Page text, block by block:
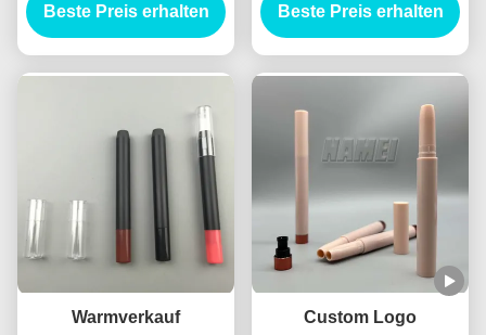
Privatetikett mit
hochwertigem
Beste Preis erhalten
Stick Tube mit Pinsel
Beste Preis erhalten
Warmverkauf
Custom Logo